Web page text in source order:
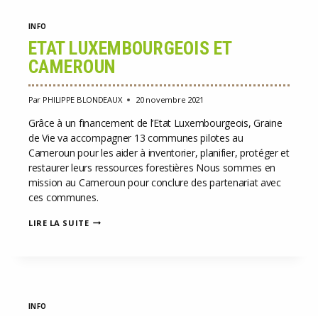
INFO
ETAT LUXEMBOURGEOIS ET
CAMEROUN
Par PHILIPPE BLONDEAUX 20 novembre 2021
Grâce à un financement de l’Etat Luxembourgeois, Graine
de Vie va accompagner 13 communes pilotes au
Cameroun pour les aider à inventorier, planifier, protéger et
restaurer leurs ressources forestières Nous sommes en
mission au Cameroun pour conclure des partenariat avec
ces communes.
LIRE LA SUITEETAT
INFO